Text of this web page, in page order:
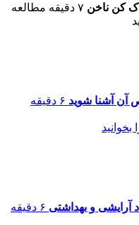
کن ناخن ۷ دقیقه مطالعه
آن آشنا شوید
۶ دقیقه
آرایشی و بهداشتی
۶ دقیقه